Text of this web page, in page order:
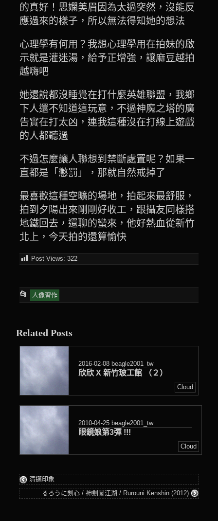
的真好！思嫻美眉因為太過突然，沒能反
應過來的樣子，所以無法得知她的想法
心理學有何用？我想心理學用在拍妹的啟
示就是灌迷湯，給予正增強，讓麻豆越拍
越嗨吧
她還說都沒睡覺在打什麼英雄聯盟，我鄉
下人還不知道這玩意，不過神魔之塔的廣
告實在打太凶，連我這種沒在打線上遊戲
的人都聽過
不過怎麼讓人聯想到禁斷處置呢？如果一
直都是「懲罰」，那就自然戒掉了
最喜歡這種空曠的場地，拍起來最舒服，
拍到夕陽出來剛剛好收工，跟攝友同樣搭
地鐵回去，還聊的蠻來，他好熱血從新竹
北上，今天拍的還算愉快
Post Views: 322
📂
This
posted
in
人像習作
Related Posts
2016-02-08 beagle2001_tw
欣欣 X 新竹玻工館 （２）
Cloud
2010-04-25 beagle2001_tw
眼鏡娘第3彈 !!!
Cloud
清邁印象
るろうに剣心 / 神劍闖江湖 / Rurouni Kenshin (2012)